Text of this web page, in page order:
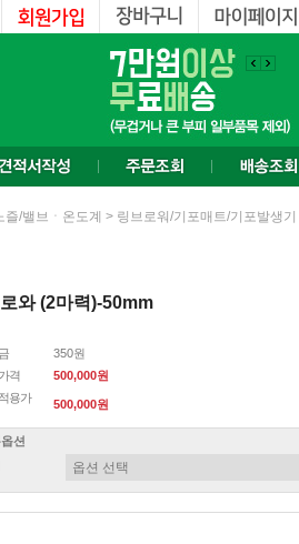
즐/밸브ㆍ온도계 > 링브로워/기포매트/기포발생기
와 (2마력)-50mm
350원
격
500,000원
용가
500,000원
션